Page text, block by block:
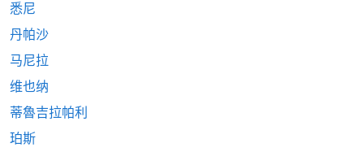
悉尼
丹帕沙
马尼拉
维也纳
蒂魯吉拉帕利
珀斯